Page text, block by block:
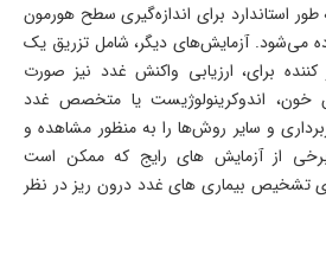
طور استاندارد برای اندازه‌گیری سطح هورمون
می‌شود. آزمایش‌های دیگر، شامل تزریق یک
برای، ارزیابی واکنش غدد نیز صورت
خون، اندوکرینولوژیست یا متخصص غدد
و سایر روش‌ها را به منظور مشاهده و
برخی از آزمایش های رایج که ممکن است
تشخیص بیماری های غدد درون ریز در نظر